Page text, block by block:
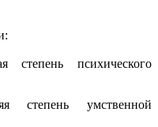
степень психического
степень умственной